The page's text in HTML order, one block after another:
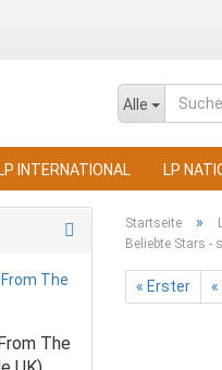
Alle
LP INTERNATIONAL LP
Startseite »
Beliebte Stars -
« Erster
The